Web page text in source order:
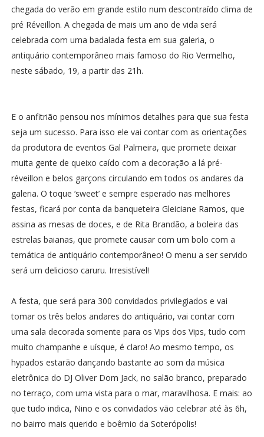
chegada do verão em grande estilo num descontraído clima de
pré Réveillon. A chegada de mais um ano de vida será
celebrada com uma badalada festa em sua galeria, o
antiquário contemporâneo mais famoso do Rio Vermelho,
neste sábado, 19, a partir das 21h.
E o anfitrião pensou nos mínimos detalhes para que sua festa
seja um sucesso. Para isso ele vai contar com as orientações
da produtora de eventos Gal Palmeira, que promete deixar
muita gente de queixo caído com a decoração a lá pré-
réveillon e belos garçons circulando em todos os andares da
galeria. O toque ‘sweet’ e sempre esperado nas melhores
festas, ficará por conta da banqueteira Gleiciane Ramos, que
assina as mesas de doces, e de Rita Brandão, a boleira das
estrelas baianas, que promete causar com um bolo com a
temática de antiquário contemporâneo! O menu a ser servido
será um delicioso caruru. Irresistível!
A festa, que será para 300 convidados privilegiados e vai
tomar os três belos andares do antiquário, vai contar com
uma sala decorada somente para os Vips dos Vips, tudo com
muito champanhe e uísque, é claro! Ao mesmo tempo, os
hypados estarão dançando bastante ao som da música
eletrônica do DJ Oliver Dom Jack, no salão branco, preparado
no terraço, com uma vista para o mar, maravilhosa. E mais: ao
que tudo indica, Nino e os convidados vão celebrar até às 6h,
no bairro mais querido e boêmio da Soterópolis!